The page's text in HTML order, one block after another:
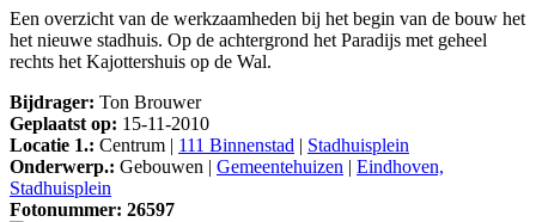
Een overzicht van de werkzaamheden bij het begin van de bouw het
het nieuwe stadhuis. Op de achtergrond het Paradijs met geheel
rechts het Kajottershuis op de Wal.
Bijdrager: Ton Brouwer
Geplaatst op: 15-11-2010
Locatie 1.: Centrum | 111 Binnenstad | Stadhuisplein
Onderwerp.: Gebouwen | Gemeentehuizen | Eindhoven,
Stadhuisplein
Fotonummer: 26597